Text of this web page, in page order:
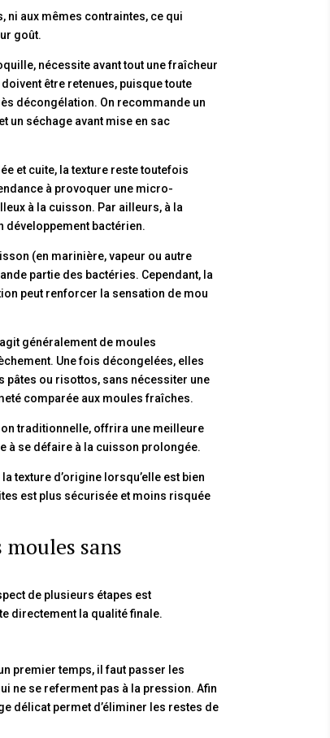
ni aux mêmes contraintes, ce qui
goût.
nécessite avant tout une fraîcheur
être retenues, puisque toute
décongélation. On recommande un
un séchage avant mise en sac
et cuite, la texture reste toutefois
à provoquer une micro-
à la cuisson. Par ailleurs, à la
développement bactérien.
(en marinière, vapeur ou autre
partie des bactéries. Cependant, la
peut renforcer la sensation de mou
généralement de moules
Une fois décongelées, elles
pâtes ou risottos, sans nécessiter une
comparée aux moules fraîches.
traditionnelle, offrira une meilleure
à se défaire à la cuisson prolongée.
texture d’origine lorsqu’elle est bien
est plus sécurisée et moins risquée
sans
de plusieurs étapes est
directement la qualité finale.
premier temps, il faut passer les
ne se referment pas à la pression. Afin
délicat permet d’éliminer les restes de